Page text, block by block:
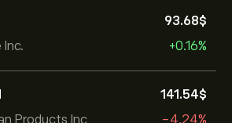
Inc.
93.68‎$‎
+0.16%
Products Inc
141.54‎$‎
-4.24%